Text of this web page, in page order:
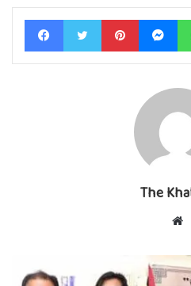
FacebookTwitter Pinterest
The